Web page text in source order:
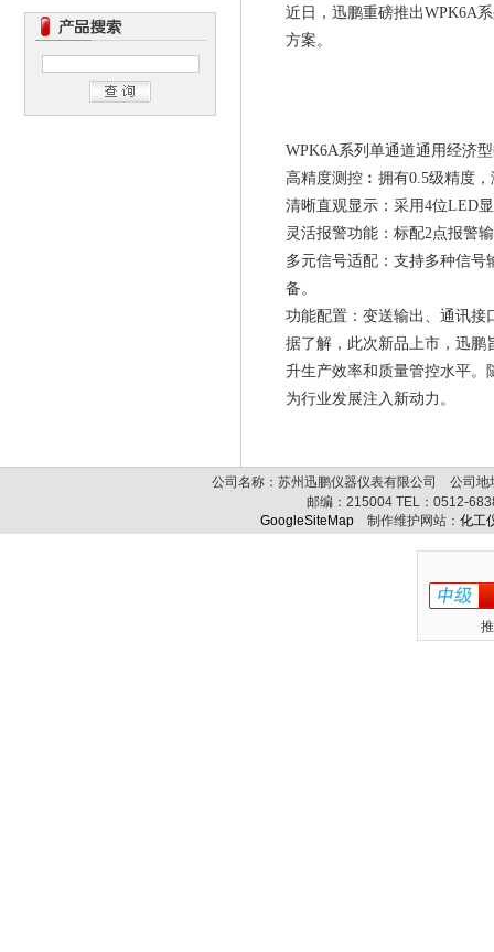
近日，迅鹏重磅推出WPK6A
方案。
WPK6A系列单通道通用经济
高精度测控︰拥有0.5级精度
清晰直观显示：采用4位LED
灵活报警功能：标配2点报警
多元信号适配：支持多种信号
备。
功能配置：变送输出、通讯接
据了解，此次新品上市，迅鹏
升生产效率和质量管控水平。
为行业发展注入新动力。
公司名称：苏州迅鹏仪器仪表有限公司 公司
邮编： 215004 TEL： 0512-
GoogleSiteMap 制作维护网站： 化工